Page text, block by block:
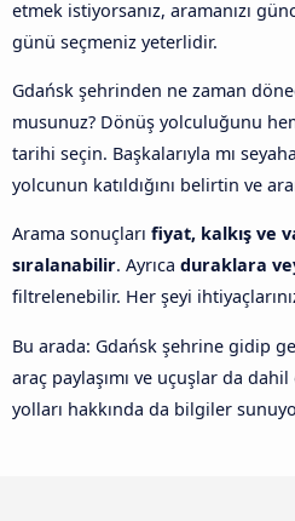
etmek istiyorsanız, aramanızı
günü seçmeniz yeterlidir.
Gdańsk şehrinden ne zaman
musunuz? Dönüş yolculuğunu
tarihi seçin. Başkalarıyla mı
yolcunun katıldığını belirtin ve
Arama sonuçları fiyat, kalkış ve
sıralanabilir. Ayrıca duraklara
filtrelenebilir. Her şeyi
Bu arada: Gdańsk şehrine gidip
araç paylaşımı ve uçuşlar da
yolları hakkında da bilgiler